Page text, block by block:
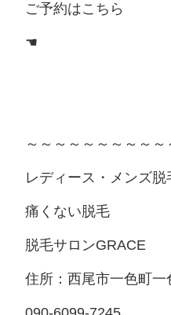
ご予約はこちら
☚
～～～～～～～～～
レディース・メンズ脱
痛くない脱毛
脱毛サロンGRACE
住所：西尾市一色町一